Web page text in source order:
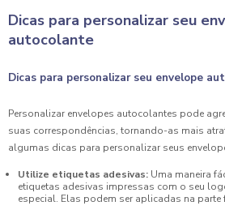
Dicas para personalizar seu
autocolante
Dicas para personalizar seu envelope
Personalizar envelopes autocolantes pode
suas correspondências, tornando-as mais
algumas dicas para personalizar seus
Utilize etiquetas adesivas: Uma maneira
etiquetas adesivas impressas com o seu
especial. Elas podem ser aplicadas na